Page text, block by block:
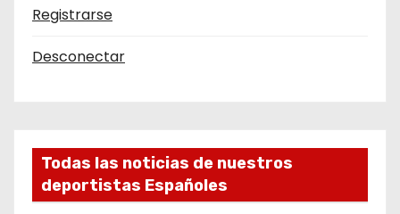
Registrarse
Desconectar
Todas las noticias de nuestros
deportistas Españoles